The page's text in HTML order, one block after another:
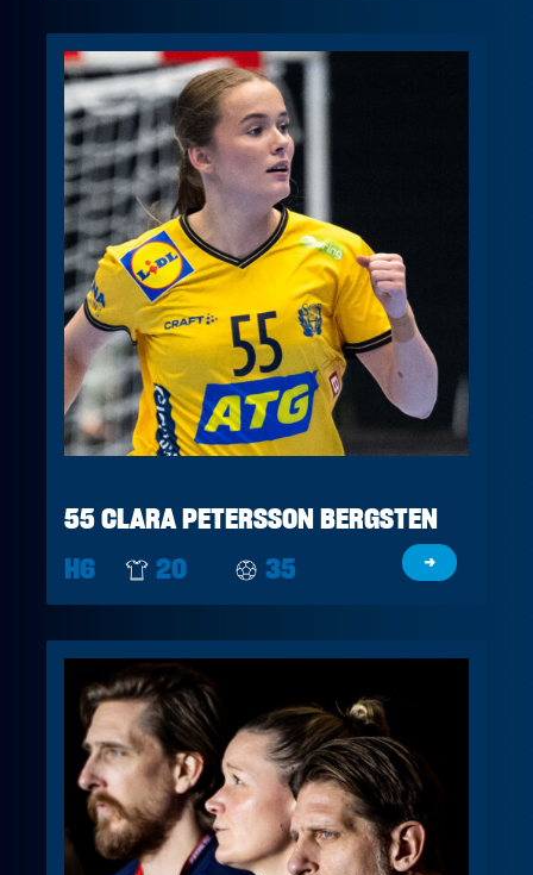
55 CLARA PETERSSON BERGSTEN
H6
20 35 →